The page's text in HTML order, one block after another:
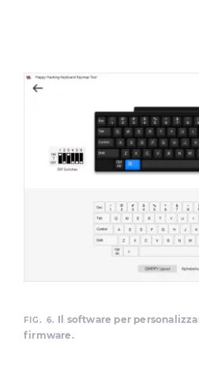
FIG. 6. Il software per
firmware.